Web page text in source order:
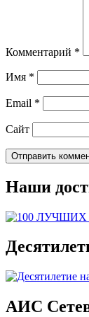
Комментарий *
Имя *
Email *
Сайт
Наши
АИС